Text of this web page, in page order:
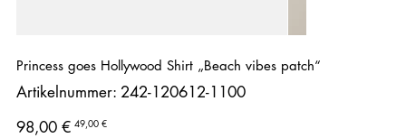
Princess goes Hollywood Shirt „Beach vibes patch“
Artikelnummer: Artikelnummer:
242-
242-120612-1100
Ursprünglicher
Preis
98,00 € Angebotspreis
49,00 €